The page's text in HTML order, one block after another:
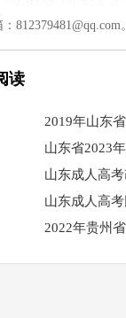
。
读
2019年山东
山东省2023
山东成人高
山东成人高
2022年贵州